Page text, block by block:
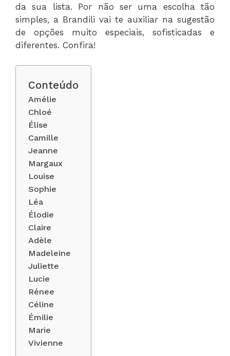
da sua lista. Por não ser uma escolha tão
simples, a Brandili vai te auxiliar na sugestão
de opções muito especiais, sofisticadas e
diferentes. Confira!
Conteúdo
Amélie
Chloé
Élise
Camille
Jeanne
Margaux
Louise
Sophie
Léa
Élodie
Claire
Adèle
Madeleine
Juliette
Lucie
Rénee
Céline
Émilie
Marie
Vivienne